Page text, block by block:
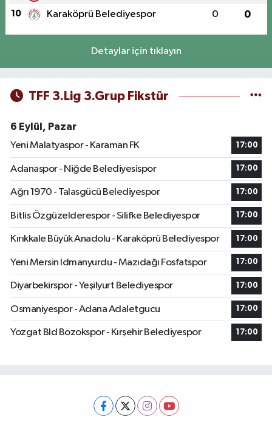
10 Karaköprü Belediyespor 0 0
Detaylar için tıklayın
TFF 3.Lig 3.Grup Fikstür
6 Eylül, Pazar
Yeni Malatyaspor - Karaman FK
17:00
Adanaspor - Niğde Belediyesispor 17:00
Ağrı 1970 - Talasgücü Belediyespor 17:00
Bitlis Özgüzelderespor - Silifke Belediyespor 17:00
Kırıkkale Büyük Anadolu - Karaköprü Belediyespor 17:00
Yeni Mersin Idmanyurdu - Mazıdağı Fosfatspor 17:00
Diyarbekirspor - Yeşilyurt Belediyespor 17:00
Osmaniyespor - Adana Adaletgucu 17:00
Yozgat Bld Bozokspor - Kırşehir Belediyespor 17:00